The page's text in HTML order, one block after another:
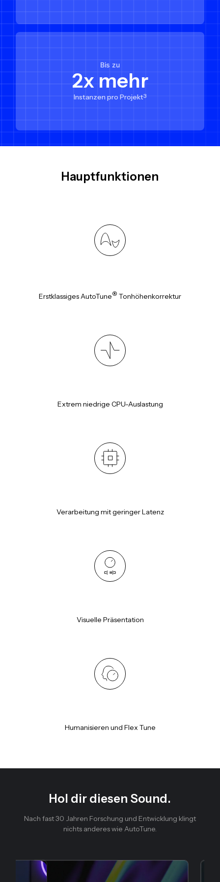
Bis zu
2x mehr
Instanzen pro Projekt3
Hauptfunktionen
Erstklassiges AutoTune® Tonhöhenkorrektur
Extrem niedrige CPU-Auslastung
Verarbeitung mit geringer Latenz
Visuelle Präsentation
Humanisieren und Flex Tune
Hol dir diesen Sound.
Nach fast 30 Jahren Forschung und Entwicklung klingt
nichts anderes wie AutoTune.